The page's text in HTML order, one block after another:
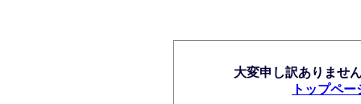
大変申し訳ありませ
トップペー